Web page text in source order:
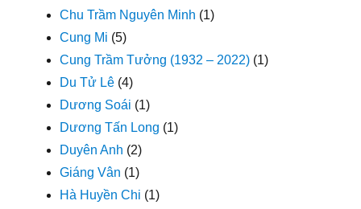
Chu Trầm Nguyên Minh (1)
Cung Mi (5)
Cung Trầm Tưởng (1932 – 2022) (1)
Du Tử Lê (4)
Dương Soái (1)
Dương Tấn Long (1)
Duyên Anh (2)
Giáng Vân (1)
Hà Huyền Chi (1)